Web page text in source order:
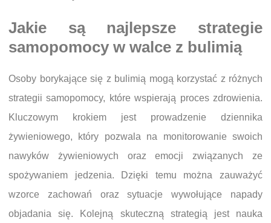
Jakie są najlepsze strategie
samopomocy w walce z bulimią
Osoby borykające się z bulimią mogą korzystać z różnych
strategii samopomocy, które wspierają proces zdrowienia.
Kluczowym krokiem jest prowadzenie dziennika
żywieniowego, który pozwala na monitorowanie swoich
nawyków żywieniowych oraz emocji związanych ze
spożywaniem jedzenia. Dzięki temu można zauważyć
wzorce zachowań oraz sytuacje wywołujące napady
objadania się. Kolejną skuteczną strategią jest nauka